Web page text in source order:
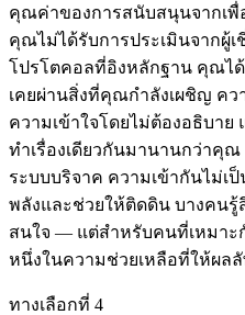
คุณค่าของการสนับสนุนจากเพื่
คุณไม่ได้รับการประเมินจากผู้
โปรโตคอลที่อิงหลักฐาน คุณไ
เคยผ่านสิ่งที่คุณกำลังเผชิญ ค
ความเข้าใจโดยไม่ต้องอธิบา
ทำเรื่องเดียวกันมานานกว่าคุ
ระบบบริจาค ความเข้ากันไม่
พลังและช่วยให้ติดดิน บางคน
สนใจ — แต่สำหรับคนที่เหมาะ
หนึ่งในความช่วยเหลือที่ให้ผล
ทางเลือกที่ 4